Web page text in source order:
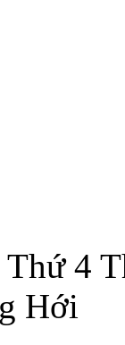
Thứ 4
Hới